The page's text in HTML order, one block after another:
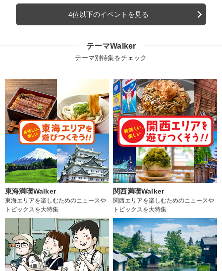
4位以下のイベントを見る
テーマWalker
テーマ別特集をチェック
東海満喫Walker
東海エリアを楽しむためのニュースや
トピックスを大特集
関西満喫Walker
関西エリアを楽しむためのニュースや
トピックスを大特集